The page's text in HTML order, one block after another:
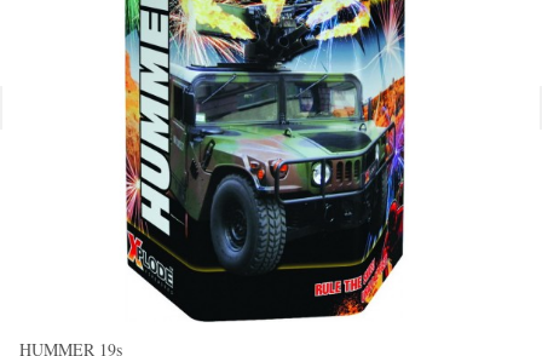
HUMMER 19s